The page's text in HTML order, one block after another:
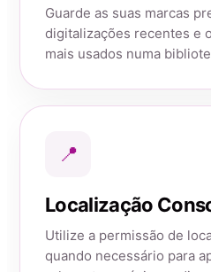
Guarde as suas marcas
digitalizações recentes e
mais usados numa
📍
Localização
Utilize a permissão de
quando necessário para